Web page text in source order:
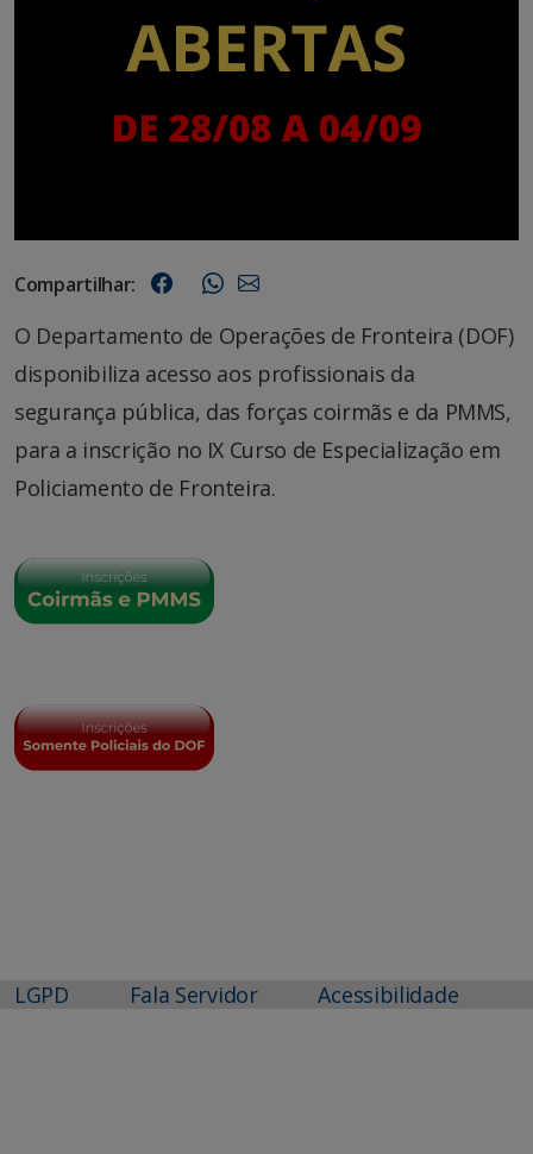
Compartilhar:
O Departamento de Operações de Fronteira (DOF)
disponibiliza acesso aos profissionais da
segurança pública, das forças coirmãs e da PMMS,
para a inscrição no IX Curso de Especialização em
Policiamento de Fronteira.
LGPD Fala Servidor Acessibilidade